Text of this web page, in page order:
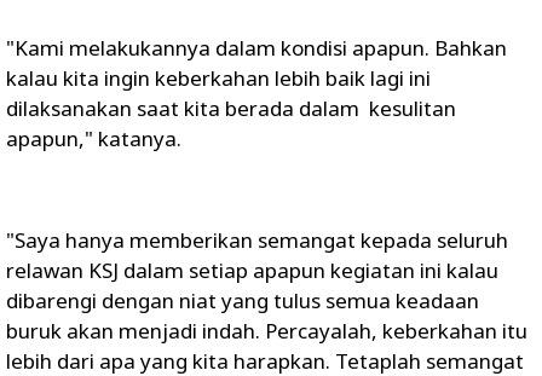
"Kami melakukannya dalam kondisi apapun. Bahkan
kalau kita ingin keberkahan lebih baik lagi ini
dilaksanakan saat kita berada dalam kesulitan
apapun," katanya.
"Saya hanya memberikan semangat kepada seluruh
relawan KSJ dalam setiap apapun kegiatan ini kalau
dibarengi dengan niat yang tulus semua keadaan
buruk akan menjadi indah. Percayalah, keberkahan itu
lebih dari apa yang kita harapkan. Tetaplah semangat